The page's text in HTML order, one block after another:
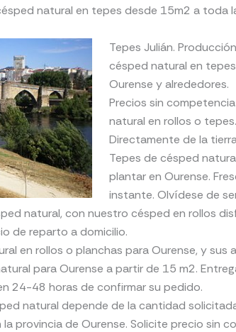
natural en tepes desde 15m2 a toda
Tepes Julián.
césped natural en
Ourense y alrededores.
Precios sin
natural en rollos o tepes.
Directamente de la
Tepes de césped
plantar en Ourense.
instante. Olvídese de
natural, con nuestro césped en rollos
de reparto a domicilio.
en rollos o planchas para Ourense, y sus
para Ourense a partir de 15 m2.
24-48 horas de confirmar su pedido.
natural depende de la cantidad
provincia de Ourense. Solicite precio sin